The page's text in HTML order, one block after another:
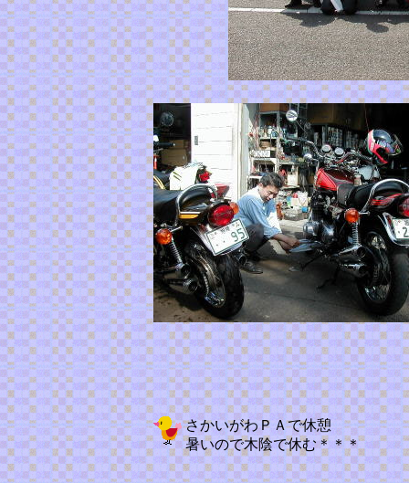
さかいがわＰＡで休憩
暑いので木陰で休む＊＊＊